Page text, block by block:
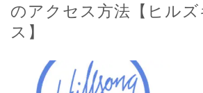
のアクセス方法【ヒル
ス】